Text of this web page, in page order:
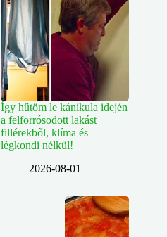
Így hűtöm le kánikula idején
a felforrósodott lakást
fillérekből, klíma és
légkondi nélkül!
2026-08-01